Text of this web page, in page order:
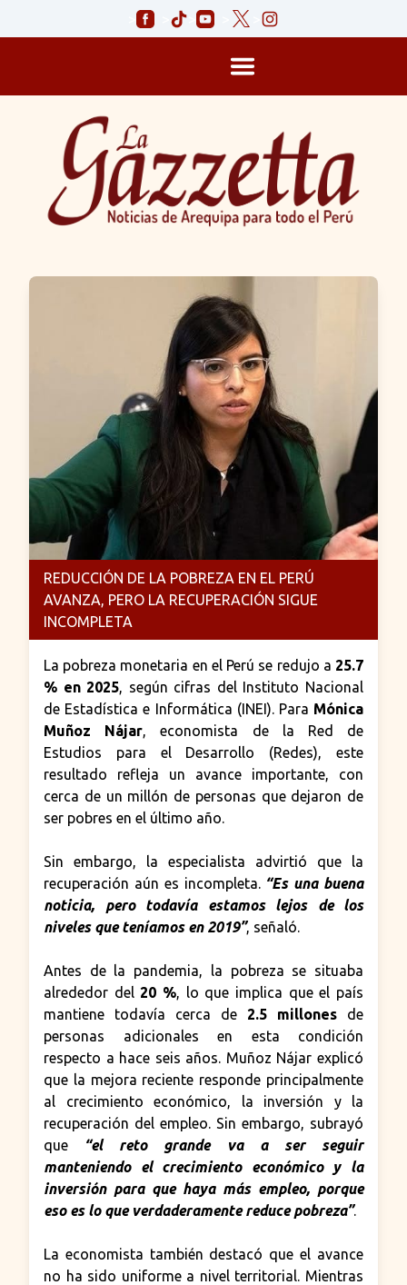
REDUCCIÓN DE LA POBREZA EN EL PERÚ
AVANZA, PERO LA RECUPERACIÓN SIGUE
INCOMPLETA
La pobreza monetaria en el Perú se redujo a 25.7
% en 2025, según cifras del Instituto Nacional
de Estadística e Informática (INEI). Para Mónica
Muñoz Nájar, economista de la Red de
Estudios para el Desarrollo (Redes), este
resultado refleja un avance importante, con
cerca de un millón de personas que dejaron de
ser pobres en el último año.
Sin embargo, la especialista advirtió que la
recuperación aún es incompleta.“Es una buena
noticia, pero todavía estamos lejos de los
niveles que teníamos en 2019”, señaló.
Antes de la pandemia, la pobreza se situaba
alrededor del20 %, lo que implica que el país
mantiene todavía cerca de 2.5 millones de
personas adicionales en esta condición
respecto a hace seis años. Muñoz Nájar explicó
que la mejora reciente responde principalmente
al crecimiento económico, la inversión y la
recuperación del empleo. Sin embargo, subrayó
que
“el reto grande va a ser seguir
manteniendo el crecimiento económico y la
inversión para que haya más empleo, porque
eso es lo que verdaderamente reduce pobreza”.
La economista también destacó que el avance
no ha sido uniforme a nivel territorial. Mientras